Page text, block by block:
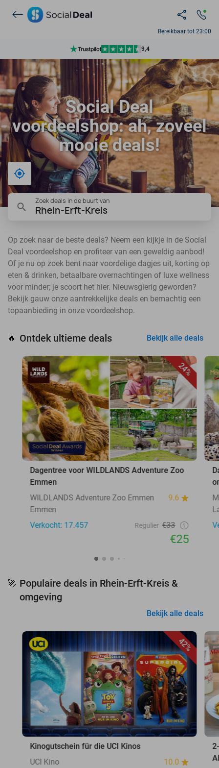
Bereikbaar tot 23:00
7 dagen per week beschikbaar
9,4
Ontdek 15.000+ deals
Social Deal
voordeelshop: ah, zoveel
mooie deals!
Bij mij in de buurt
Zoek deals in de buurt van
Rhein-Erft-Kreis
Op zoek naar de beste deals? Neem een kijkje in de Social
Deal voordeelshop en profiteer van een geweldig aanbod!
Of je nu op zoek bent naar voordelige dagjes uit, korting op
eten & drinken, betaalbare overnachtingen of luxe wellness
voor minder; je scoort het hier. Nieuwsgierig geworden?
Bekijk gauw onze aantrekkelijke deals en bemachtig een
topaanbieding in onze voordeelshop.
🔥 Ontdek ultieme deals Bekijk alle deals
24%
Dagentree voor WILDLANDS Adventure Zoo
Emmen
WILDLANDS Adventure Zoo Emmen
9.6
Emmen
Verkocht: 17.457
Regulier €33
€25
🚀 Populaire deals in Rhein-Erft-Kreis &
omgeving
Bekijk alle deals
42%
Kinogutschein für die UCI Kinos
UCI Kino
10.0